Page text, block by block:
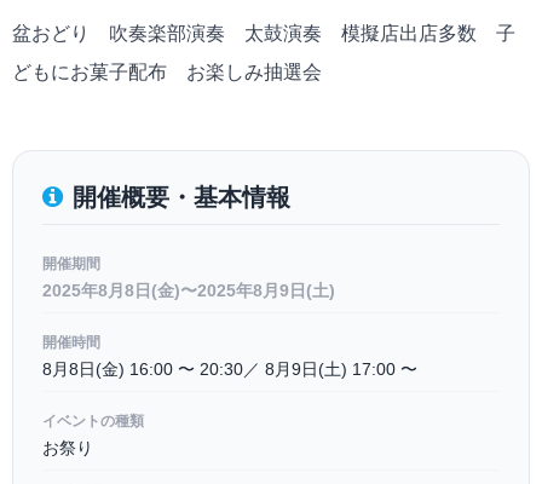
盆おどり 吹奏楽部演奏 太⿎演奏 模擬店出店多数 ⼦
どもにお菓⼦配布 お楽しみ抽選会
開催概要・基本情報
開催期間
2025年8月8日(金)〜2025年8月9日(土)
開催時間
8⽉8⽇(⾦) 16:00 〜 20:30／ 8⽉9⽇(⼟) 17:00 〜
イベントの種類
お祭り